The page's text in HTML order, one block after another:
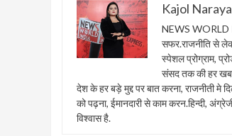
Kajol
NEWS WORLD
सफर.राजनीति से
स्पेशल प्रोग्राम,
संसद तक की हर
देश के हर बड़े मुद्द पर बात करना, राजनीती मे
को पढ़ना, ईमानदारी से काम करन.हिन्दी,
विश्वास है.